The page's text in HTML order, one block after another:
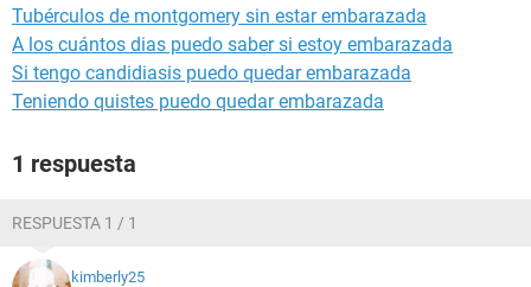
Tubérculos de montgomery sin estar embarazada
A los cuántos dias puedo saber si estoy embarazada
Si tengo candidiasis puedo quedar embarazada
Teniendo quistes puedo quedar embarazada
1 respuesta
RESPUESTA 1 / 1
kimberly25